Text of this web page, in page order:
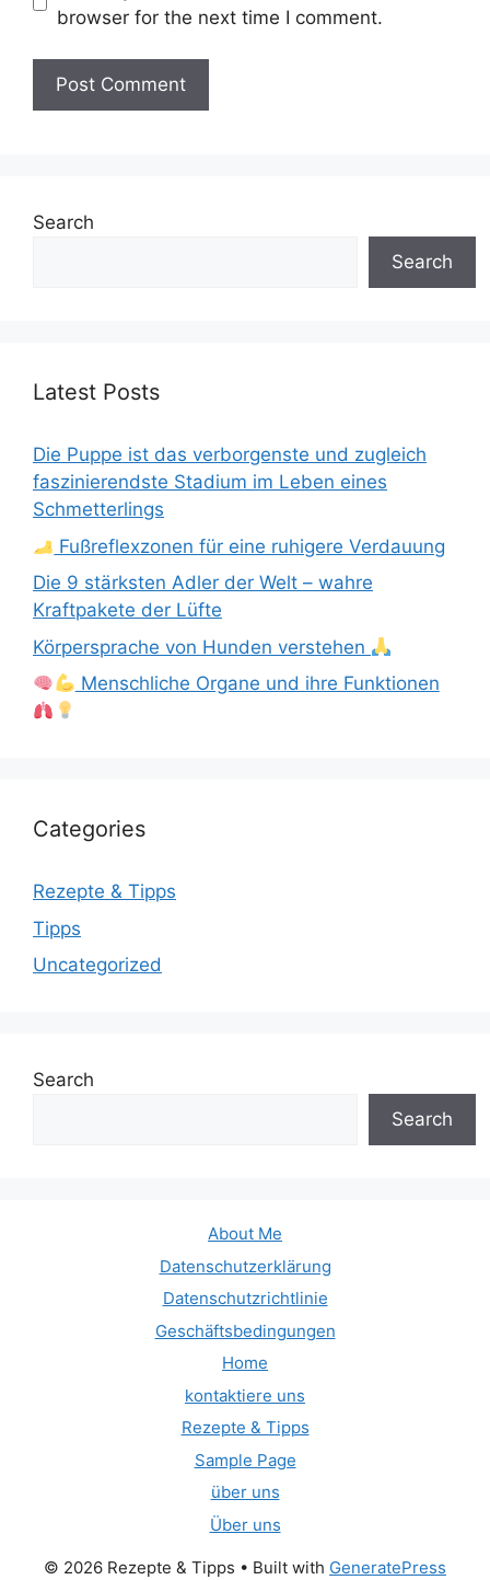
browser for the next time I comment.
Search
Search
Latest Posts
Die Puppe ist das verborgenste und zugleich
faszinierendste Stadium im Leben eines
Schmetterlings
Fußreflexzonen für eine ruhigere Verdauung
Die 9 stärksten Adler der Welt – wahre
Kraftpakete der Lüfte
Körpersprache von Hunden verstehen
Menschliche Organe und ihre Funktionen
Categories
Rezepte & Tipps
Tipps
Uncategorized
Search
Search
About Me
Datenschutzerklärung
Datenschutzrichtlinie
Geschäftsbedingungen
Home
kontaktiere uns
Rezepte & Tipps
Sample Page
über uns
Über uns
© 2026 Rezepte & Tipps • Built with GeneratePress